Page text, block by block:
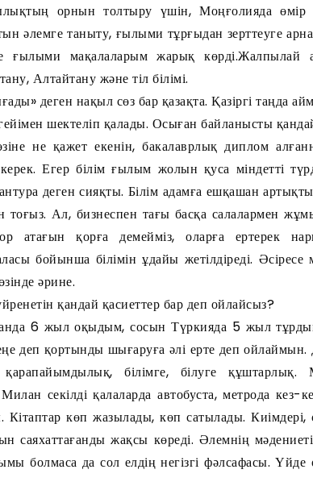
орнын толтыру үшін, Моңғолияда өмір
әлемге таныту, ғылыми тұрғыдан зерттеуге
ғылыми мақалаларым жарық көрді.Жалпылай
Алтайтану және тіл білімі.
деген нақыл сөз бар қазақта. Қазіргі таңда
шектеліп қалады. Осыған байланысты қандай
не қажет екенін, бакалаврлық диплом
Егер білім ғылым жолын қуса міндетті
деген сияқты. Білім адамға ешқашан
тоғыз. Ал, бизнеспен тағы басқа салалармен
атағын қорға демейміз, оларға ертерек
бойынша білімін ұдайы жетілдіреді.
әрине.
қандай қасиеттер бар деп ойлайсыз?
6 жыл оқыдым, сосын Түркияда 5 жыл
деп қортынды шығаруға әлі ерте деп ойлаймын.
білімге, білуге құштарлық.
секілді қалаларда автобуста, метрода
Кітаптар көп жазылады, көп сатылады. Киімдері,
саяхаттағанды жақсы көреді. Әлемнің
болмаса да сол елдің негізгі фәлсафасы.